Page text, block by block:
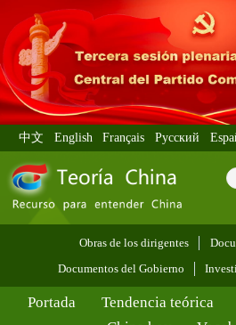
中文 English Français Pусский
Obras de los dirigentes
Documentos del Gobierno
Portada Tendencia teórica